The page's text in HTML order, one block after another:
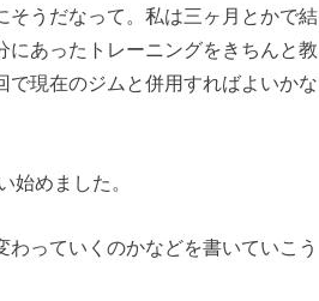
そうだなって。私は三ヶ月とかで結
あったトレーニングをきちんと教
で現在のジムと併用すればよいかな
始めました。
っていくのかなどを書いていこう